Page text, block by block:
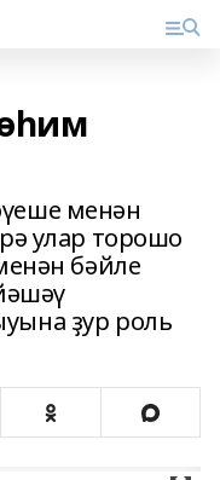
менән
улар торошо
бәйле
ҙур роль